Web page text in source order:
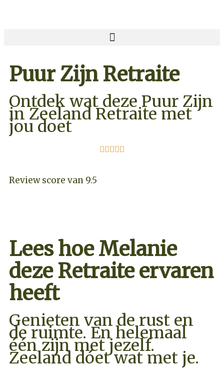
Puur Zijn Retraite
Ontdek wat deze Puur Zijn
in Zeeland Retraite met
jou doet

Review score van 9.5
Lees hoe Melanie
deze Retraite ervaren
heeft
Genieten van de rust en
de ruimte. En helemaal
één zijn met jezelf.
Zeeland dóet wat met je.